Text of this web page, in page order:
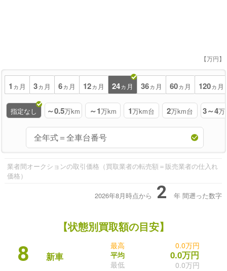
【万円】
1 ヵ月 3ヵ月 6ヵ月 12ヵ月 24ヵ月 36ヵ月 60ヵ月 120ヵ月
指定なし ～0.5万km ～1万km 1万km台 2万km台 3～4万
業者間オークションの取引価格（買取業者の転売額＝販売業者の仕入れ
価格）
2026年8月時点から 2 年 間遡った数字
【状態別買取額の目安】
8 新車
最高
平均
最低
0.0万円
0.0万円
0.0万円